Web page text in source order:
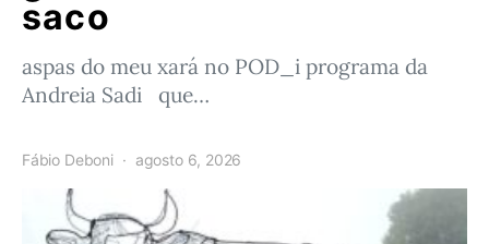
saco
aspas do meu xará no POD_i programa da
Andreia Sadi que…
Fábio Deboni agosto 6, 2026